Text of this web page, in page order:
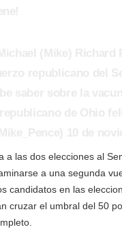
a las dos elecciones al
a una segunda
candidatos en las
cruzar el umbral del 50